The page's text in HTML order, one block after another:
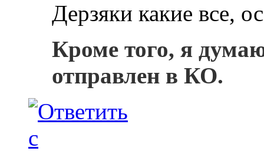
Дерзяки какие все,
Кроме того, я
отправлен в КО.